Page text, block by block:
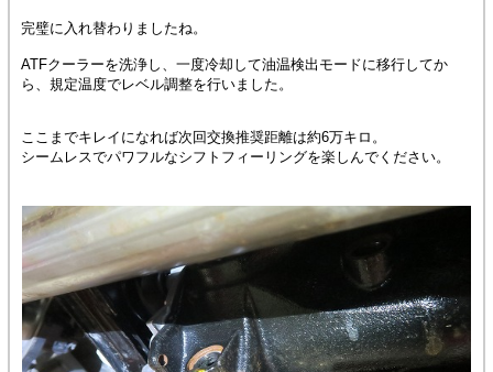
完璧に入れ替わりましたね。
ATFクーラーを洗浄し、一度冷却して油温検出モードに移行してか
ら、規定温度でレベル調整を行いました。
ここまでキレイになれば次回交換推奨距離は約6万キロ。
シームレスでパワフルなシフトフィーリングを楽しんでください。